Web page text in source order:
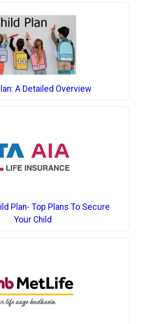
A Detailed Overview
Plan- Top Plans To Secure
Your Child